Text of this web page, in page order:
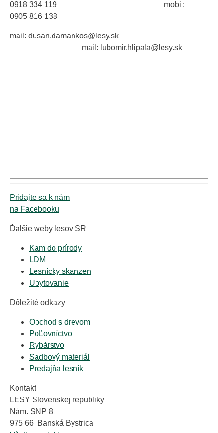
0918 334 119 mobil:
0905 816 138
mail: dusan.damankos@lesy.sk
mail: lubomir.hlipala@lesy.sk
Pridajte sa k nám
na Facebooku
Ďalšie weby lesov SR
Kam do prírody
LDM
Lesnícky skanzen
Ubytovanie
Dôležité odkazy
Obchod s drevom
PoĽovníctvo
Rybárstvo
Sadbový materiál
Predajňa lesník
Kontakt
LESY Slovenskej republiky
Nám. SNP 8,
975 66 Banská Bystrica